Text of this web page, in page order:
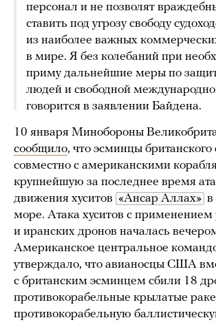
персонал и не позволят
ставить под угрозу свободу
из наиболее важных
в мире. Я без колебаний при
приму дальнейшие меры по
людей и свободной
говорится в заявлении Байдена.
10 января Минобороны
сообщило, что эсминцы британского
совместно с американскими
крупнейшую за последнее время
движения хуситов «Ансар Аллах» в
море. Атака хуситов с применением
и иранских дронов началась
Американское центральное
утверждало, что авианосцы США
с британским эсминцем сбили 18
противокорабельные крылатые
противокорабельную